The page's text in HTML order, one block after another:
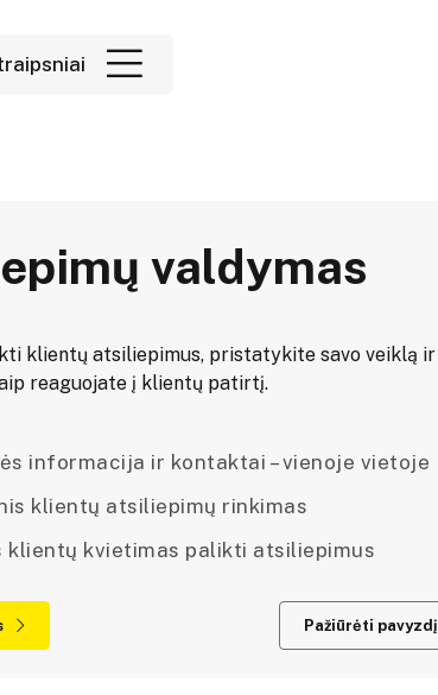
valdymas
klientų atsiliepimus, pristatykite savo veiklą ir
reaguojate į klientų patirtį.
informacija ir kontaktai – vienoje vietoje
klientų atsiliepimų rinkimas
klientų kvietimas palikti atsiliepimus
Pažiūrėti pavyzdį